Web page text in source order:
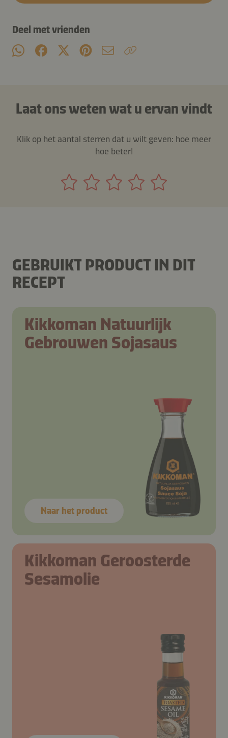
Deel met vrienden
Laat ons weten wat u ervan vindt
Klik op het aantal sterren dat u wilt geven: hoe meer
hoe beter!
GEBRUIKT PRODUCT IN DIT
RECEPT
Kikkoman Natuurlijk
Gebrouwen Sojasaus
Naar het product
Kikkoman Geroosterde
Sesamolie